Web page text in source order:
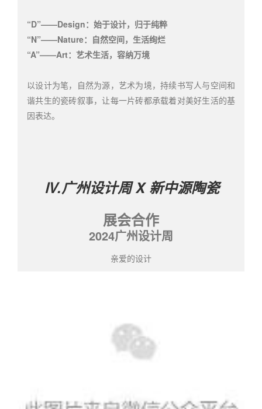
“D”——Design：始于设计，归于纯粹
“N”——Nature：自然空间，生活绚烂
“A”——Art：艺术生活，容纳万境
以设计为笔，自然为源，艺术为境，持续书写人与空间和
谐共生的瓷砖叙事，让每一片砖都承载着对美好生活的基
因表达。
Ⅳ.广州设计周X 新中源陶瓷
展会合作
2024广州设计周
亲爱的设计